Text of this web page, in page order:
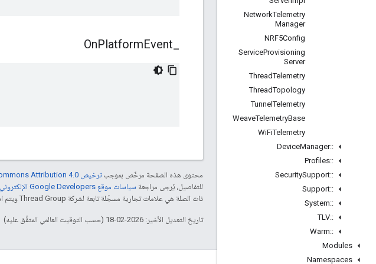
NetworkTelemetry
Manager
NRF5Config
ServiceProvisioning
Server
ThreadTelemetry
ThreadTopology
TunnelTelemetry
WeaveTelemetryBase
WiFiTelemetry
::
DeviceManager
::
Profiles
::
SecuritySupport
::
Support
::
System
::
TLV
::
Warm
Modules
Namespaces
OnPlatformEvent
محتوى هذه الصفحة مرخّص بموجبترخيص Creative Commons Attribution 4.0‏
للتفاصيل، يُرجى مراجعة سياسات موقع Google Developers الإلكتروني
ذات الصلة هي علامات تجارية مسجّلة تابعة لشركة Thread Group ويتم استخدامها بموجب ترخيص.
تاريخ التعديل الأخير: 2026-02-18 (حسب التوقيت العالمي المتفَّق عليه)